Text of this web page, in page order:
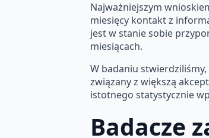
Najważniejszym
miesięcy kontakt z
jest w stanie sobie
miesiącach.
W badaniu
związany z większą
istotnego statystycznie
Badacze